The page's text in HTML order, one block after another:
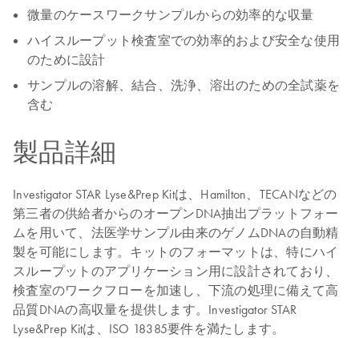
微量のケースワークサンプルからの効率的な収量
ハイスループット検査室での効率的および安全な使用
のために設計
サンプルの溶解、結合、洗浄、溶出のための全試薬を
含む
製品詳細
Investigator STAR Lyse&Prep Kitは、Hamilton、TECANなどの
第三者の供給者からのオープンDNA抽出プラットフォー
ムを用いて、法医学サンプル由来のゲノムDNAの自動精
製を可能にします。キットのフォーマットは、特にハイ
スループットのアプリケーション用に設計されており、
検査室のワークフローを加速し、下流の処理に備えて高
品質DNAの高収量を提供します。Investigator STAR
Lyse&Prep Kitは、ISO 18385要件を満たします。